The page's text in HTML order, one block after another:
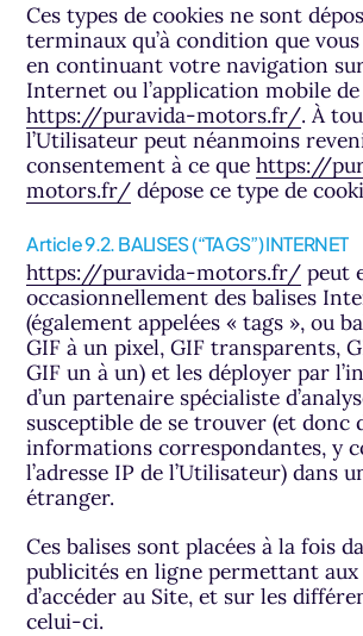
Ces types de cookies ne sont
terminaux qu’à condition que
en continuant votre navigation
Internet ou l’application mobile de
https://puravida-motors.fr/. À
l’Utilisateur peut néanmoins
consentement à ce quehttps://
motors.fr/ dépose ce type de
Article 9.2. BALISES (“TAGS”) INTERNET
https://puravida-motors.fr/ peut
occasionnellement des balises
(également appelées « tags », ou
GIF à un pixel, GIF transparents,
GIF un à un) et les déployer par
d’un partenaire spécialiste
susceptible de se trouver (et donc
informations correspondantes, y
l’adresse IP de l’Utilisateur) dans
étranger.
Ces balises sont placées à la fois
publicités en ligne permettant
d’accéder au Site, et sur les
celui-ci.